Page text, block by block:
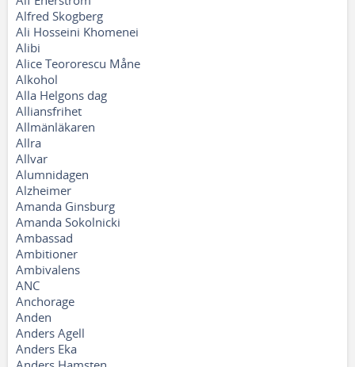
Alfred Skogberg
Ali Hosseini Khomenei
Alibi
Alice Teororescu Måne
Alkohol
Alla Helgons dag
Alliansfrihet
Allmänläkaren
Allra
Allvar
Alumnidagen
Alzheimer
Amanda Ginsburg
Amanda Sokolnicki
Ambassad
Ambitioner
Ambivalens
ANC
Anchorage
Anden
Anders Agell
Anders Eka